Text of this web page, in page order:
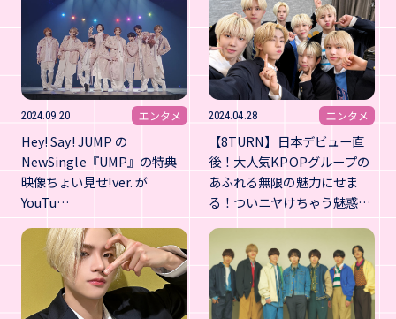
2024.09.20 エンタメ
Hey! Say! JUMP の
NewSingle『UMP』の特典
映像ちょい見せ!ver. が
YouTu…
2024.04.28 エンタメ
【8TURN】日本デビュー直
後！大人気KPOPグループの
あふれる無限の魅力にせま
る！ついニヤけちゃう魅惑…